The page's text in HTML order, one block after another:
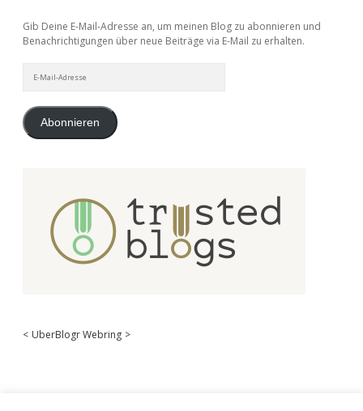
Gib Deine E-Mail-Adresse an, um meinen Blog zu abonnieren und
Benachrichtigungen über neue Beiträge via E-Mail zu erhalten.
Mail-
Abonnieren
< UberBlogr Webring >